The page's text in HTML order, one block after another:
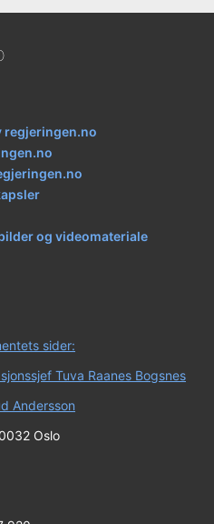
regjeringen.no
og videomateriale
sider:
Tuva Raanes Bogsnes
Andersson
Oslo